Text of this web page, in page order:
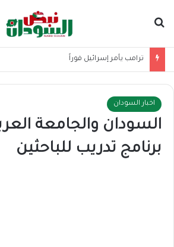
ترامب يأمر إسرائيل فوراً
اخبار السودان
السودان والجامعة
برنامج تدريب للباحثين